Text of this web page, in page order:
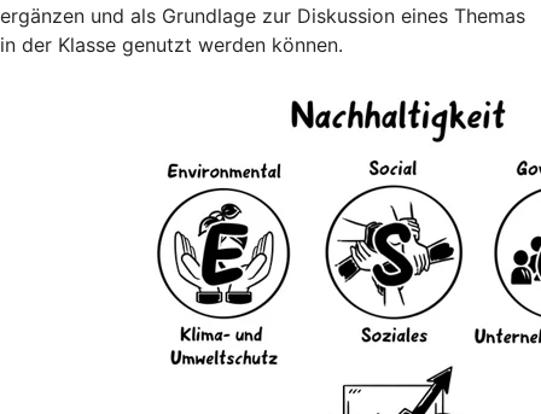
ergänzen und als Grundlage zur Diskussion eines Themas
in der Klasse genutzt werden können.